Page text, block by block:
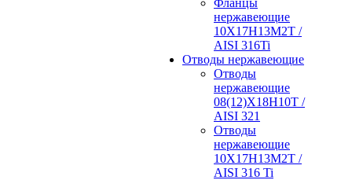
Фланцы
нержавеющие
10Х17Н13М2Т /
AISI 316Ti
Отводы нержавеющие
Отводы
нержавеющие
08(12)Х18Н10Т /
AISI 321
Отводы
нержавеющие
10Х17Н13М2Т /
AISI 316 Ti